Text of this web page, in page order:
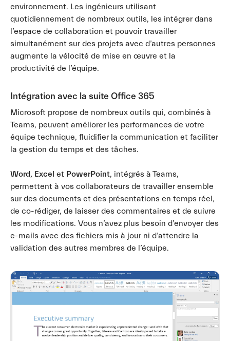
environnement. Les ingénieurs utilisant
quotidiennement de nombreux outils, les intégrer dans
l’espace de collaboration et pouvoir travailler
simultanément sur des projets avec d’autres personnes
augmente la vélocité de mise en œuvre et la
productivité de l’équipe.
Intégration avec la suite Office 365
Microsoft propose de nombreux outils qui, combinés à
Teams, peuvent améliorer les performances de votre
équipe technique, fluidifier la communication et faciliter
la gestion du temps et des tâches.
Word, Excel et PowerPoint, intégrés à Teams,
permettent à vos collaborateurs de travailler ensemble
sur des documents et des présentations en temps réel,
de co-rédiger, de laisser des commentaires et de suivre
les modifications. Vous n’avez plus besoin d’envoyer des
e-mails avec des fichiers mis à jour ni d’attendre la
validation des autres membres de l’équipe.